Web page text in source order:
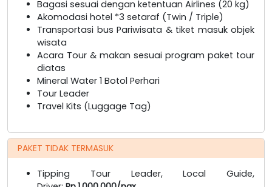
Bagasi sesuai dengan ketentuan Airlines (20 kg)
Akomodasi hotel *3 setaraf (Twin / Triple)
Transportasi bus Pariwisata & tiket masuk objek
wisata
Acara Tour & makan sesuai program paket tour
diatas
Mineral Water 1 Botol Perhari
Tour Leader
Travel Kits (Luggage Tag)
PAKET TIDAK TERMASUK
Tipping Tour Leader, Local Guide,